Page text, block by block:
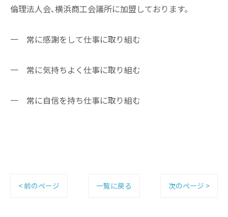
倫理法人会､横浜商工会議所に加盟しております。
一 常に感謝をして仕事に取り組む
一 常に気持ちよく仕事に取り組む
一 常に自信を持ち仕事に取り組む
< 前のページ 一覧に戻る 次のページ >